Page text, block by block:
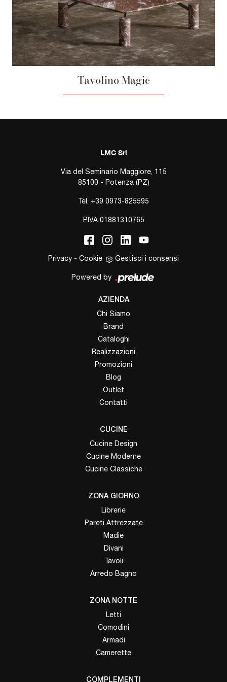
Tavolino Magic
LMC Srl
Via del Seminario Maggiore, 115
85100 - Potenza (PZ)
Tel. +39 0973-825595
P.IVA 01881310765
Privacy - Cookie Gestisci i consensi
Powered by
AZIENDA
Chi Siamo
Brand
Cataloghi
Realizzazioni
Promozioni
Blog
Outlet
Contatti
CUCINE
Cucine Design
Cucine Moderne
Cucine Classiche
ZONA GIORNO
Librerie
Pareti Attrezzate
Madie
Divani
Tavoli
Arredo Bagno
ZONA NOTTE
Letti
Comodini
Armadi
Camerette
COMPLEMENTI